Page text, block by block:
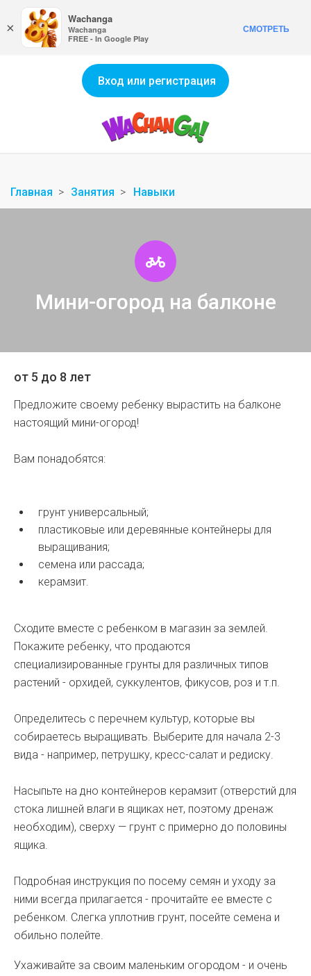
Вход или регистрация
Главная Занятия Навыки
Мини-огород на балконе
от 5 до 8 лет
Предложите своему ребенку вырастить на балконе
настоящий мини-огород!
Вам понадобятся:
грунт универсальный;
пластиковые или деревянные контейнеры для
выращивания;
семена или рассада;
керамзит.
Сходите вместе с ребенком в магазин за землей.
Покажите ребенку, что продаются
специализированные грунты для различных типов
растений - орхидей, суккулентов, фикусов, роз и т.п.
Определитесь с перечнем культур, которые вы
собираетесь выращивать. Выберите для начала 2-3
вида - например, петрушку, кресс-салат и редиску.
Насыпьте на дно контейнеров керамзит (отверстий для
стока лишней влаги в ящиках нет, поэтому дренаж
необходим), сверху — грунт с примерно до половины
ящика.
Подробная инструкция по посему семян и уходу за
ними всегда прилагается - прочитайте ее вместе с
ребенком. Слегка уплотнив грунт, посейте семена и
обильно полейте.
Ухаживайте за своим маленьким огородом - и очень
×
Wachanga
Wachanga
FREE - In Google Play
СМОТРЕТЬ